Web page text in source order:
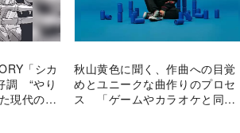
「シカ
調 “やり
現代のミ
秋山黄色に聞く、作曲への目覚
めとユニークな曲作りのプロセ
ス 「ゲームやカラオケと同じ